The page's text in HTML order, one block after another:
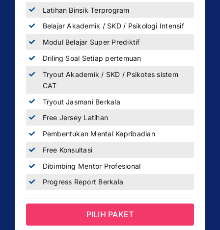
Latihan Binsik Terprogram
Belajar Akademik / SKD / Psikologi Intensif
Modul Belajar Super Prediktif
Driling Soal Setiap pertemuan
Tryout Akademik / SKD / Psikotes sistem
CAT
Tryout Jasmani Berkala
Free Jersey Latihan
Pembentukan Mental Kepribadian
Free Konsultasi
Dibimbing Mentor Profesional
Progress Report Berkala
PILIH PAKET